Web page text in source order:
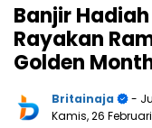
Banjir
Rayakan
Golden
Britainaja
-
Kamis, 26